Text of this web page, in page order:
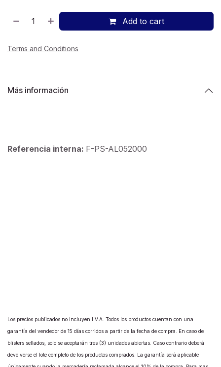
Add to cart
Terms and Conditions
Más información
Referencia interna: F-PS-AL052000
Los precios publicados no incluyen I.V.A. Todos los productos cuentan con una
garantía del vendedor de 15 días corridos a partir de la fecha de compra. En caso de
blisters sellados, solo se aceptarán tres (3) unidades abiertas. Caso contrario deberá
devolverse el lote completo de los productos comprados. La garantía será aplicable